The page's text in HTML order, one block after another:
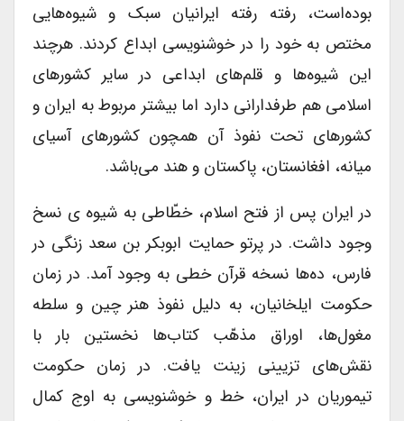
بوده‌است، رفته رفته ایرانیان سبک و شیوه‌هایی
مختص به خود را در خوشنویسی ابداع کردند. هرچند
این شیوه‌ها و قلم‌های ابداعی در سایر کشورهای
اسلامی هم طرفدارانی دارد اما بیشتر مربوط به ایران و
کشورهای تحت نفوذ آن همچون کشورهای آسیای
میانه، افغانستان، پاکستان و هند می‌باشد.
در ایران پس از فتح اسلام، خطّاطی به شیوه ی نسخ
وجود داشت. در پرتو حمایت ابوبکر بن سعد زنگی در
فارس، ده‌ها نسخه قرآن خطی به وجود آمد. در زمان
حکومت ایلخانیان، به دلیل نفوذ هنر چین و سلطه
مغول‌ها، اوراق مذهّب کتاب‌ها نخستین بار با
نقش‌های تزیینی زینت یافت. در زمان حکومت
تیموریان در ایران، خط و خوشنویسی به اوج کمال